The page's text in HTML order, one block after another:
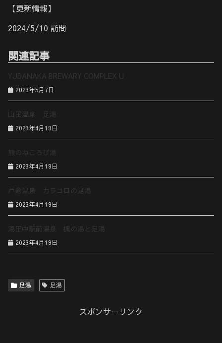
【更新情報】
2024/5/10 訪問
関連記事
YUDANAKA BREWARY COMPLEX U
2023年5月7日
山田温泉 足湯
2023年4月19日
熊のねころび湯
2023年4月19日
戸倉温泉 カラコロの足湯
2023年4月19日
湯田中駅前温泉 楓の湯と足湯
2023年4月19日
足湯 足湯
スポンサーリンク